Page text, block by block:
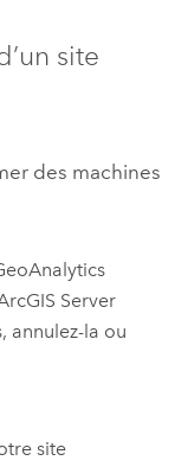
site
des machines
Server
annulez-la ou
site